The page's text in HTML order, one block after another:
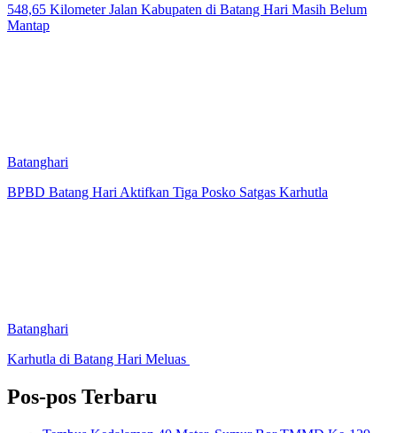
548,65 Kilometer Jalan Kabupaten di Batang Hari Masih Belum
Mantap
Batanghari
BPBD Batang Hari Aktifkan Tiga Posko Satgas Karhutla
Batanghari
Karhutla di Batang Hari Meluas
Pos-pos Terbaru